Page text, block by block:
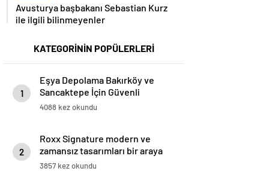
Avusturya başbakanı Sebastian Kurz
ile ilgili bilinmeyenler
KATEGORİNİN POPÜLERLERİ
1
Eşya Depolama Bakırköy ve
Sancaktepe İçin Güvenli
İklimlendirmeli Çözüm
4088 kez okundu
2
Roxx Signature modern ve
zamansız tasarımları bir araya
getiriyor
3857 kez okundu